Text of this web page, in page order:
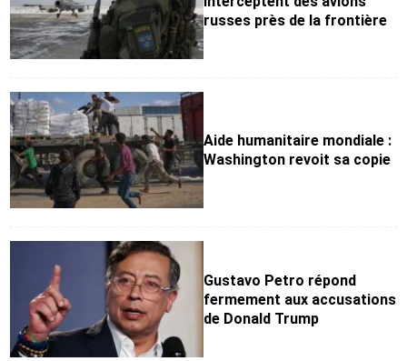
russes près de la frontière
Aide humanitaire mondiale :
Washington revoit sa copie
Gustavo Petro répond
fermement aux accusations
de Donald Trump